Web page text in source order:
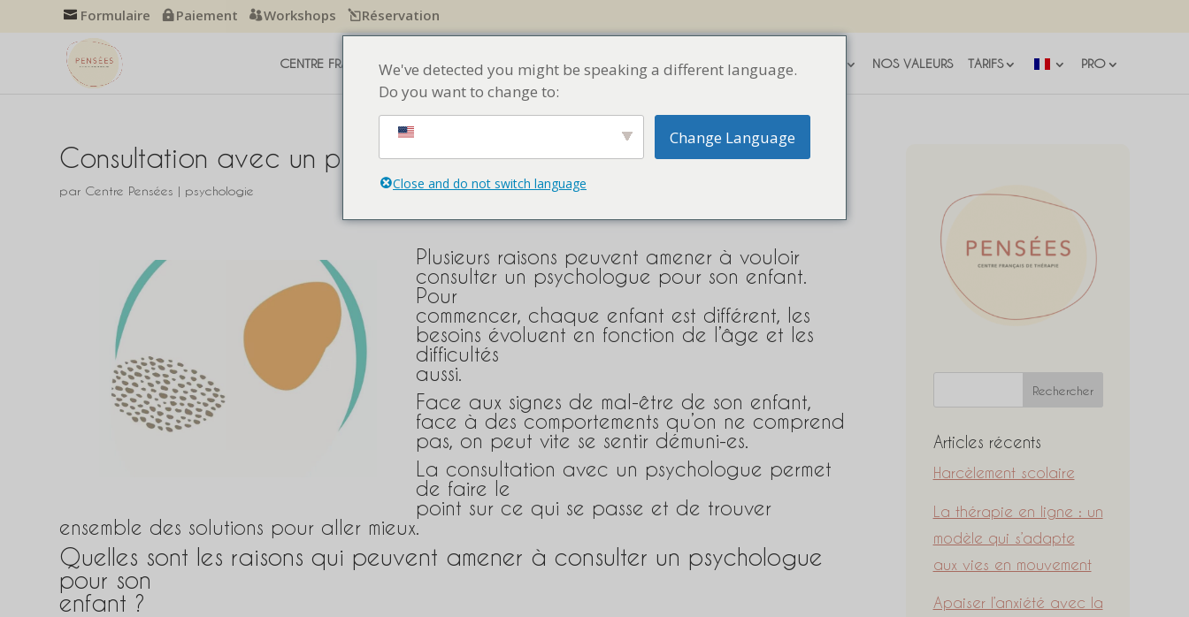
Formulaire Paiement Workshops Réservation
CENTRE FRANÇAIS DE THÉRAPIE À BARCELONE NOTRE ÉQUIPE BLOG news NOS VALEURS TARIFS PRO
Consultation avec un psychologue pour enfant
par Centre Pensées | psychologie
Plusieurs raisons peuvent amener à vouloir
consulter un psychologue pour son enfant.
Pour
commencer, chaque enfant est différent, les
besoins évoluent en fonction de l’âge et les
difficultés
aussi.
Face aux signes de mal-être de son enfant,
face à des comportements qu’on ne comprend
pas, on peut vite se sentir démuni-es.
La consultation avec un psychologue permet
de faire le
point sur ce qui se passe et de trouver
ensemble des solutions pour aller mieux.
Quelles sont les raisons qui peuvent amener à consulter un psychologue
pour son
enfant ?
Articles récents
Harcèlement scolaire
La thérapie en ligne : un
modèle qui s’adapte
aux vies en mouvement
Apaiser l’anxiété avec la
We've detected you might be speaking a different language.
Do you want to change to:
Change Language
Close and do not switch language